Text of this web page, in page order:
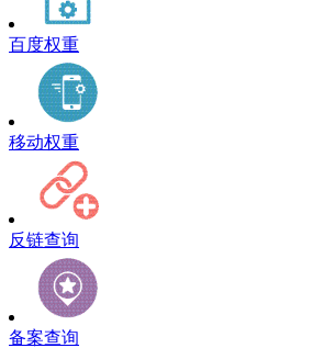
百度权重
移动权重
反链查询
备案查询